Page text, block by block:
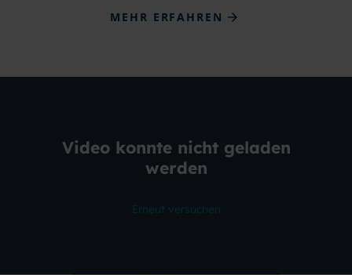
MEHR ERFAHREN